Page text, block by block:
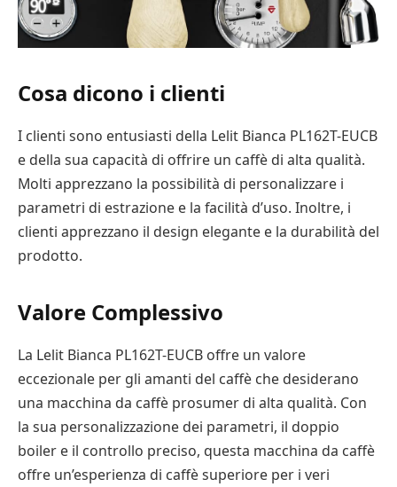
Cosa dicono i clienti
I clienti sono entusiasti della Lelit Bianca PL162T-EUCB
e della sua capacità di offrire un caffè di alta qualità.
Molti apprezzano la possibilità di personalizzare i
parametri di estrazione e la facilità d’uso. Inoltre, i
clienti apprezzano il design elegante e la durabilità del
prodotto.
Valore Complessivo
La Lelit Bianca PL162T-EUCB offre un valore
eccezionale per gli amanti del caffè che desiderano
una macchina da caffè prosumer di alta qualità. Con
la sua personalizzazione dei parametri, il doppio
boiler e il controllo preciso, questa macchina da caffè
offre un’esperienza di caffè superiore per i veri